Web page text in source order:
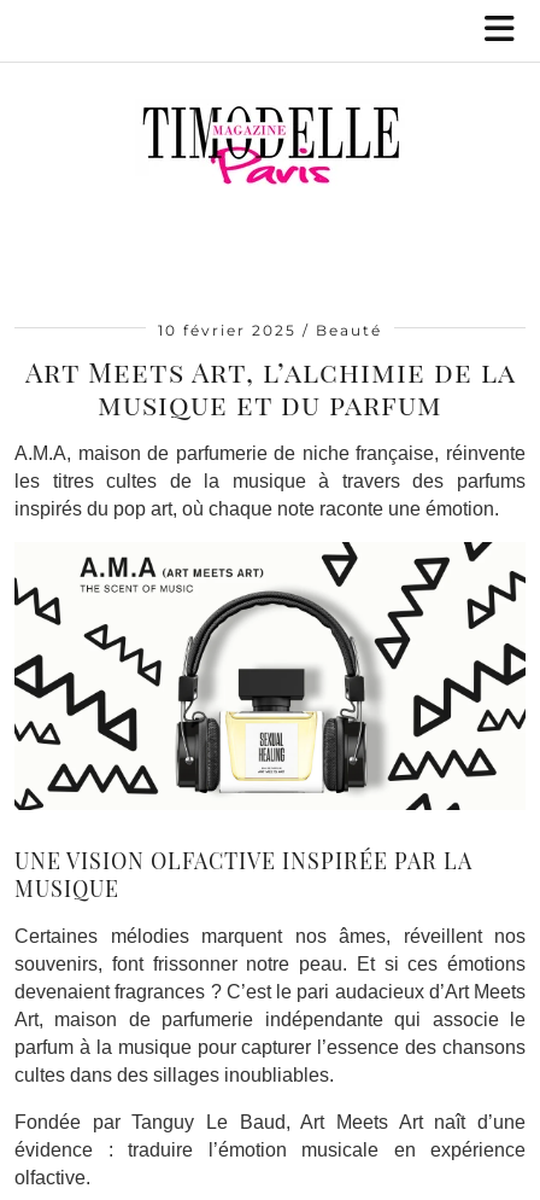
10 février 2025 Beauté
Art Meets Art, l’alchimie de la
musique et du parfum
A.M.A, maison de parfumerie de niche française, réinvente
les titres cultes de la musique à travers des parfums
inspirés du pop art, où chaque note raconte une émotion.
UNE VISION OLFACTIVE INSPIRÉE PAR LA
MUSIQUE
Certaines mélodies marquent nos âmes, réveillent nos
souvenirs, font frissonner notre peau. Et si ces émotions
devenaient fragrances ? C’est le pari audacieux d’Art Meets
Art, maison de parfumerie indépendante qui associe le
parfum à la musique pour capturer l’essence des chansons
cultes dans des sillages inoubliables.
Fondée par Tanguy Le Baud, Art Meets Art naît d’une
évidence : traduire l’émotion musicale en expérience
olfactive.